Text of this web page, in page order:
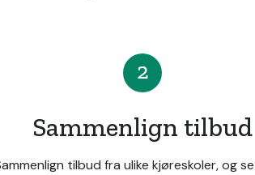
2
Sammenlign tilbud
tilbud fra ulike kjøreskoler, og